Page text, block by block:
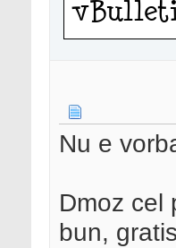
Nu e
Dmoz cel
bun,